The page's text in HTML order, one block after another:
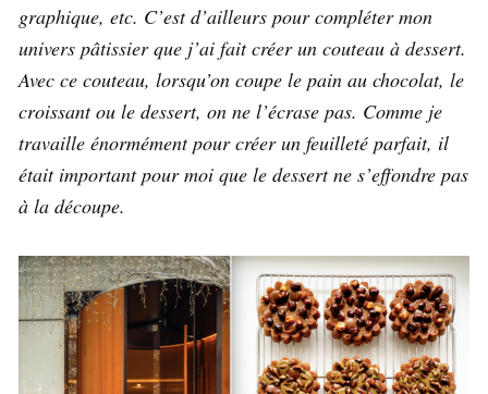
graphique, etc. C’est d’ailleurs pour compléter mon
univers pâtissier que j’ai fait créer un couteau à dessert.
Avec ce couteau, lorsqu’on coupe le pain au chocolat, le
croissant ou le dessert, on ne l’écrase pas. Comme je
travaille énormément pour créer un feuilleté parfait, il
était important pour moi que le dessert ne s’effondre pas
à la découpe.